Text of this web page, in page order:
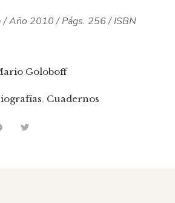
/ Año 2010 / Págs. 256 / ISBN
Goloboff
, Cuadernos